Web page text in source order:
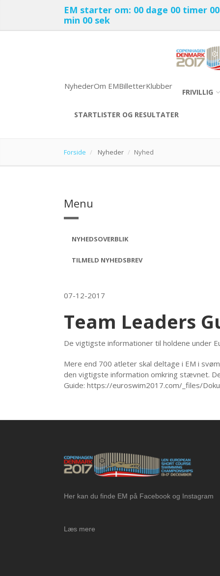
EM starter om: 00 dage 00 timer 00
min 00 sek
NyhederOm EMBilletterKlubber
FRIVILLIG
STARTLISTER OG RESULTATER
Forside Nyheder Nyhed
Menu
NYHEDSOVERBLIK
TILMELD NYHEDSBREV
07-12-2017
Team Leaders
De vigtigste informationer til holdene under
Mere end 700 atleter skal deltage i EM i
den vigtigste information omkring stævnet.
Guide: https://euroswim2017.com/_files/
Her kan du finde EM på Facebook og Instagram
Læs mere